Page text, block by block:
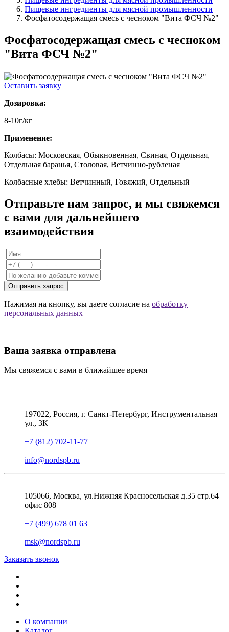
Пищевые ингредиенты для мясной промышленности
Фосфатосодержащая смесь с чесноком "Вита ФСЧ №2"
Фосфатосодержащая смесь с чесноком
"Вита ФСЧ №2"
Оставить заявку
Дозировка:
8-10г/кг
Применение:
Колбасы: Московская, Обыкновенная, Свиная, Отдельная,
Отдельная баранья, Столовая, Ветчинно-рубленая
Колбасные хлебы: Ветчинный, Говяжий, Отдельный
Отправьте нам запрос, и мы свяжемся
с вами для дальнейшего
взаимодействия
Отправить запрос
Нажимая на кнопку, вы даете согласие на обработку
персональных данных
Ваша заявка отправлена
Мы свяжемся с вами в ближайшее время
197022, Россия, г. Санкт-Петербург, Инструментальная
ул., 3К
+7 (812) 702-11-77
info@nordspb.ru
105066, Москва, ул.Нижняя Красносельская д.35 стр.64
офис 808
+7 (499) 678 01 63
msk@nordspb.ru
Заказать звонок
О компании